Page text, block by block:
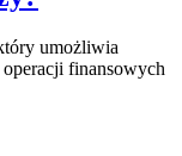
umożliwia
operacji finansowych